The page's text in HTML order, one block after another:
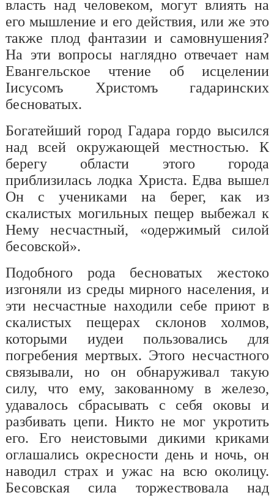
власть над человеком, могут влиять на
его мышление и его действия, или же это
также плод фантазии и самовнушения?
На эти вопросы наглядно отвечает нам
Евангельское чтение об исцелении
Iисусомъ Христомъгадаринских
бесноватых.
Богатейший город Гадара гордо высился
над всей окружающей местностью. К
берегу области этого города
приблизилась лодка Христа. Едва вышел
Он с учениками на берег, как из
скалистых могильных пещер выбежал к
Нему несчастный, «одержимый силой
бесовской».
Подобного рода бесноватых жестоко
изгоняли из среды мирного населения, и
эти несчастные находили себе приют в
скалистых пещерах склонов холмов,
которыми иудеи пользовались для
погребения мертвых. Этого несчастного
связывали, но он обнаруживал такую
силу, что ему, закованному в железо,
удавалось сбрасывать с себя оковы и
разбивать цепи. Никто не мог укротить
его. Его неистовыми дикими криками
оглашались окресности день и ночь, он
наводил страх и ужас на всю околицу.
Бесовская сила торжествовала над